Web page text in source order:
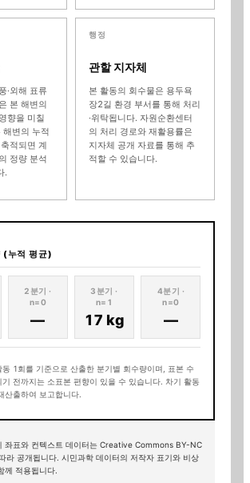
·외해 표류
본 해변의
향을 미칠
해변의 누적
적되면 계
정량 분석
.
행정
관할 지자체
본 활동의 회수물은 용두욕
장2길 환경 부서를 통해 처리
·위탁됩니다. 자원순환센터
의 처리 경로와 재활용률은
지자체 공개 자료를 통해 추
적할 수 있습니다.
(누적 평균)
2 분기 ·
n=0
—
3 분기 ·
n= 1
17 kg
4분기 ·
n=0
—
동 1회를 기준으로 산출한 분기별 회수량이며 , 표본 수
기 전까지는 소표본 편향이 있을 수 있습니다. 차기 활동
산출하여 보고합니다.
좌표와 컨텍스트 데이터는 Creative Commons BY-NC
라 공개됩니다. 시민과학 데이터의 저작자 표기와 비상
께 적용됩니다.